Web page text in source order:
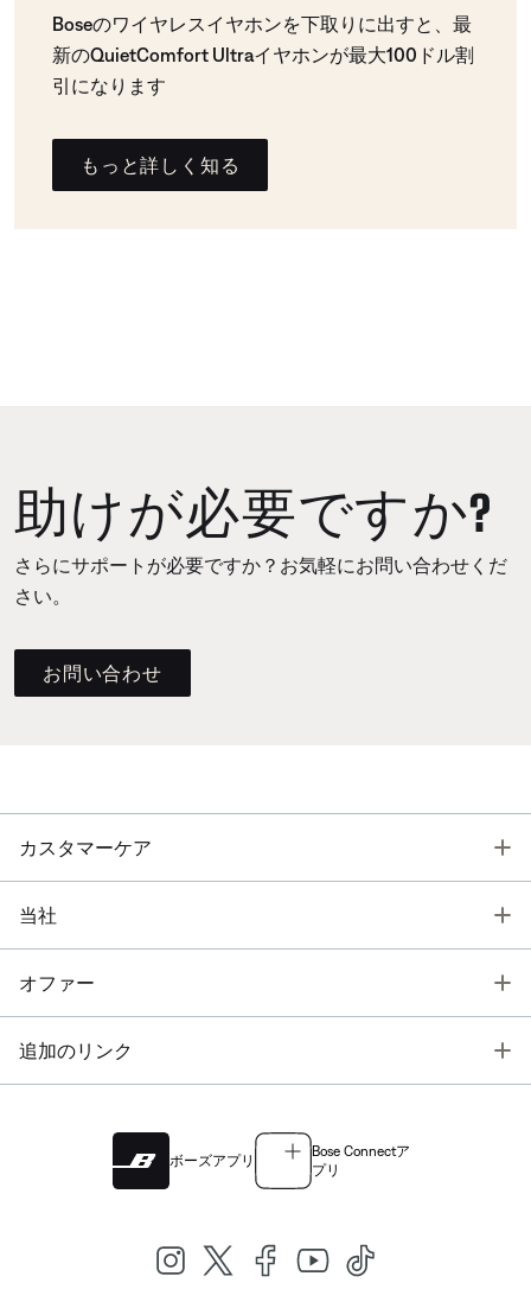
Boseのワイヤレスイヤホンを下取りに出すと、最
新のQuietComfort Ultraイヤホンが最大100ドル割
引になります
もっと詳しく知る
助けが必要ですか?
さらにサポートが必要ですか？お気軽にお問い合わせくだ
さい。
お問い合わせ
カスタマーケア
当社
オファー
追加のリンク
ボーズアプリ
Bose Connectア
プリ